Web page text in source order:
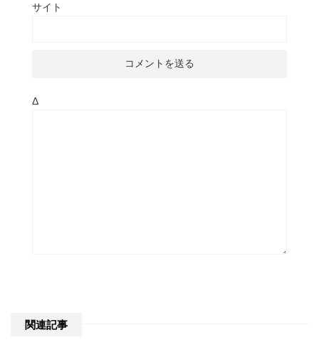
サイト
Δ
関連記事